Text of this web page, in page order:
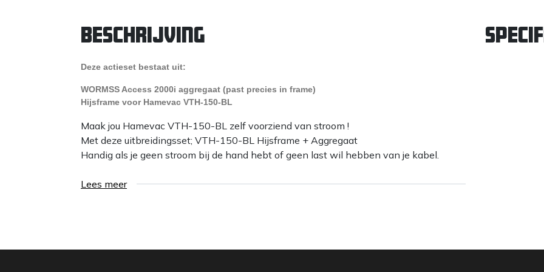
Beschrijving
Deze actieset bestaat uit:
WORMSS Access 2000i aggregaat (past precies in frame)
Hijsframe voor Hamevac VTH-150-BL
Maak jou Hamevac VTH-150-BL zelf voorziend van stroom !
Met deze uitbreidingsset; VTH-150-BL Hijsframe + Aggregaat
Handig als je geen stroom bij de hand hebt of geen last wil hebben van je kabel.
Lees meer